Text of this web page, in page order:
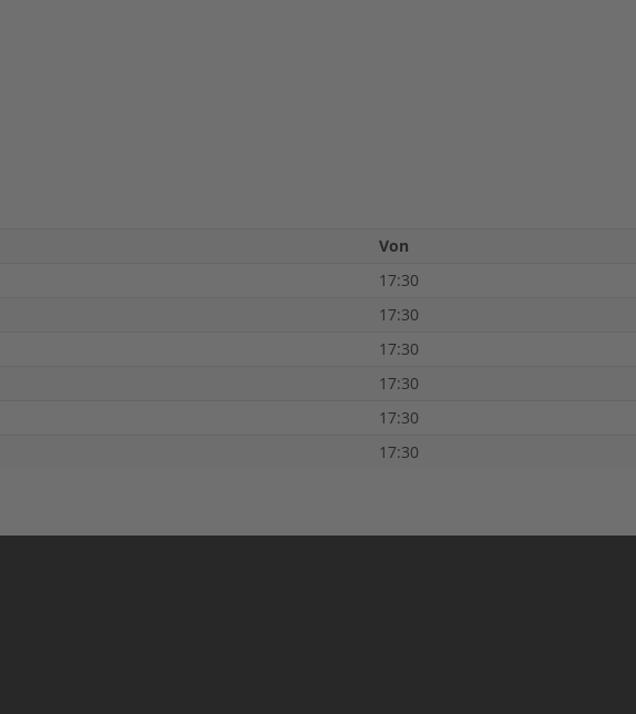
Von
17:30
17:30
17:30
17:30
17:30
17:30